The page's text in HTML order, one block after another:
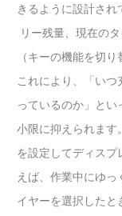
きるように設計さ
リー残量、現在の
（キーの機能を切
これにより、「い
っているのか」と
小限に抑えられます
を設定してディス
えば、作業中にゆ
イヤーを選択した